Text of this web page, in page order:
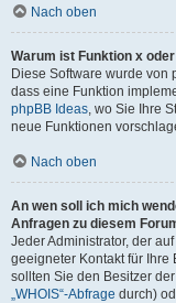
Nach oben
Warum ist Funktion x
Diese Software wurde von
dass eine Funktion
phpBB Ideas, wo Sie Ihre
neue Funktionen
Nach oben
An wen soll ich mich
Anfragen zu diesem
Jeder Administrator, der
geeigneter Kontakt für Ihre
sollten Sie den Besitzer
„WHOIS“-Abfrage durch)